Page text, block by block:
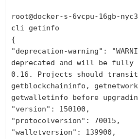
root@docker-s-6vcpu-16gb-
cli getinfo
{
"deprecation-warning":
deprecated and will be fully
0.16. Projects should
getblockchaininfo,
getwalletinfo before
"version": 150100,
"protocolversion": 70015,
"walletversion": 139900,